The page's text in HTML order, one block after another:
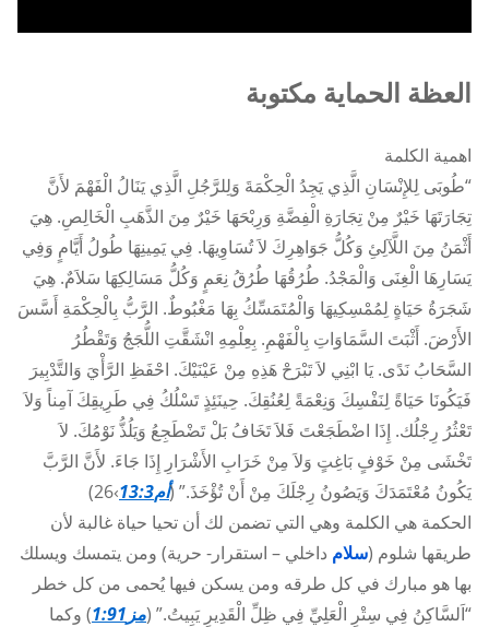
العظة الحماية مكتوبة
اهمية الكلمة
“طُوبَى لِلإِنْسَانِ الَّذِي يَجِدُ الْحِكْمَةَ وَلِلرَّجُلِ الَّذِي يَنَالُ الْفَهْمَ لأَنَّ
تِجَارَتَهَا خَيْرٌ مِنْ تِجَارَةِ الْفِضَّةِ وَرِبْحَهَا خَيْرٌ مِنَ الذَّهَبِ الْخَالِصِ. هِيَ
أَثْمَنُ مِنَ اللَّآلِئِ وَكُلُّ جَوَاهِرِكَ لاَ تُسَاوِيهَا. فِي يَمِينِهَا طُولُ أَيَّامٍ وَفِي
يَسَارِهَا الْغِنَى وَالْمَجْدُ. طُرُقُهَا طُرُقُ نِعَمٍ وَكُلُّ مَسَالِكِهَا سَلاَمٌ. هِيَ
شَجَرَةُ حَيَاةٍ لِمُمْسِكِيهَا وَالْمُتَمَسِّكُ بِهَا مَغْبُوطٌ. الرَّبُّ بِالْحِكْمَةِ أَسَّسَ
الأَرْضَ. أَثْبَتَ السَّمَاوَاتِ بِالْفَهْمِ. بِعِلْمِهِ انْشَقَّتِ اللُّجَجُ وَتَقْطُرُ
السَّحَابُ نَدًى. يَا ابْنِي لاَ تَبْرَحْ هَذِهِ مِنْ عَيْنَيْكَ. احْفَظِ الرَّأْيَ وَالتَّدْبِيرَ
فَيَكُونَا حَيَاةً لِنَفْسِكَ وَنِعْمَةً لِعُنُقِكَ. حِينَئِذٍ تَسْلُكُ فِي طَرِيقِكَ آمِناً وَلاَ
تَعْثُرُ رِجْلُك. إِذَا اضْطَجَعْتَ فَلاَ تَخَافُ بَلْ تَضْطَجِعُ وَيَلُذُّ نَوْمُكَ. لاَ
تَخْشَى مِنْ خَوْفٍ بَاغِتٍ وَلاَ مِنْ خَرَابِ الأَشْرَارِ إِذَا جَاءَ. لأَنَّ الرَّبَّ
يَكُونُ مُعْتَمَدَكَ وَيَصُونُ رِجْلَكَ مِنْ أَنْ تُؤْخَذَ.” (أم13:3
›26)
الحكمة هي الكلمة وهي التي تضمن لك أن تحيا حياة غالبة لأن
طريقها شلوم (سلام داخلي – استقرار- حرية) ومن يتمسك ويسلك
بها هو مبارك في كل طرقه ومن يسكن فيها يُحمى من كل خطر
“اَلسَّاكِنُ فِي سِتْرِ الْعَلِيِّ فِي ظِلِّ الْقَدِيرِ يَبِيتُ.” (مز1:91
) وكما